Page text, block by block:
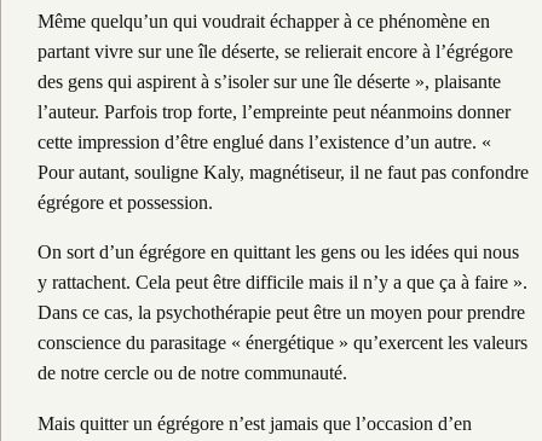
Même quelqu’un qui voudrait échapper à ce phénomène en
partant vivre sur une île déserte, se relierait encore à l’égrégore
des gens qui aspirent à s’isoler sur une île déserte », plaisante
l’auteur. Parfois trop forte, l’empreinte peut néanmoins donner
cette impression d’être englué dans l’existence d’un autre. «
Pour autant, souligne Kaly, magnétiseur, il ne faut pas confondre
égrégore et possession.
On sort d’un égrégore en quittant les gens ou les idées qui nous
y rattachent. Cela peut être difficile mais il n’y a que ça à faire ».
Dans ce cas, la psychothérapie peut être un moyen pour prendre
conscience du parasitage « énergétique » qu’exercent les valeurs
de notre cercle ou de notre communauté.
Mais quitter un égrégore n’est jamais que l’occasion d’en